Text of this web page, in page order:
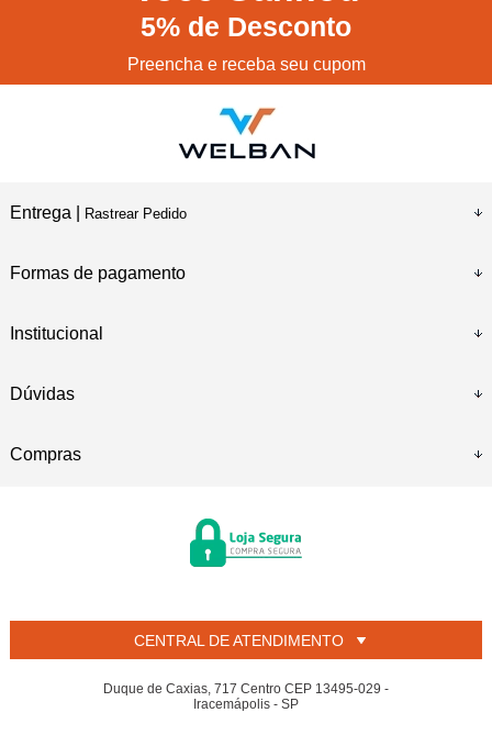
5% de Desconto
Preencha e receba seu cupom
Entrega | Rastrear Pedido
Formas de pagamento
Institucional
Dúvidas
Compras
CENTRAL DE ATENDIMENTO
Duque de Caxias, 717 Centro CEP 13495-029 -
Iracemápolis - SP